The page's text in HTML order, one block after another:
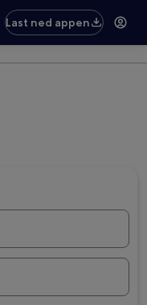
Last ned appen